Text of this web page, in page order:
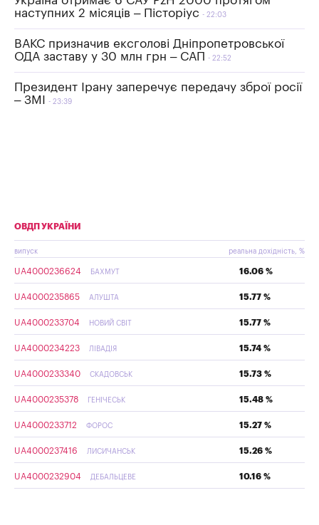
наступних 2 місяців – Пісторіус
22:03
ВАКС призначив ексголові Дніпропетровської
ОДА заставу у 30 млн грн – САП
22:52
Президент Ірану заперечує передачу зброї росії
– ЗМІ
23:39
ОВДП УКРАЇНИ
випуск реальна дохідність, %
UA4000236624 БАХМУТ 16.06 %
UA4000235865 АЛУШТА 15.77 %
UA4000233704 НОВИЙ СВІТ 15.77 %
UA4000234223 ЛІВАДІЯ 15.74 %
UA4000233340 СКАДОВСЬК 15.73 %
UA4000235378 ГЕНІЧЕСЬК 15.48 %
UA4000233712 ФОРОС 15.27 %
UA4000237416 ЛИСИЧАНСЬК 15.26 %
UA4000232904 ДЕБАЛЬЦЕВЕ 10.16 %